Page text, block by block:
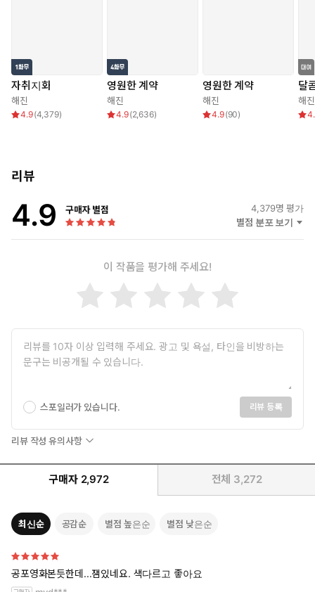
자취지화
해진
4.9(4,379)
영원한 계약
해진
4.9(2,636)
영원한 계약
해진
4.9(90)
달
해진
리뷰
4.9 구매자 별점 4,379명 평가
별점 분포 보기
이 작품을 평가해 주세요!
스포일러가 있습니다. 리뷰 등록
리뷰 작성 유의사항
구매자 2,972 전체 3,272
최신순 공감순 별점 높은순 별점 낮은순
공포영화본듯한데...잼있네요. 색다르고 좋아요